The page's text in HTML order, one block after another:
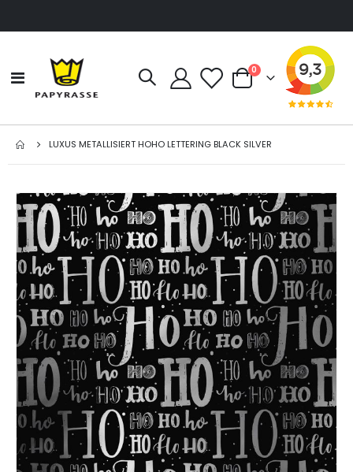
Navigation
umschalten
Cart
0Artikel
LUXUS METALLISIERT HOHO LETTERING BLACK SILVER
Zum
Ende
der
Bildgalerie
springen